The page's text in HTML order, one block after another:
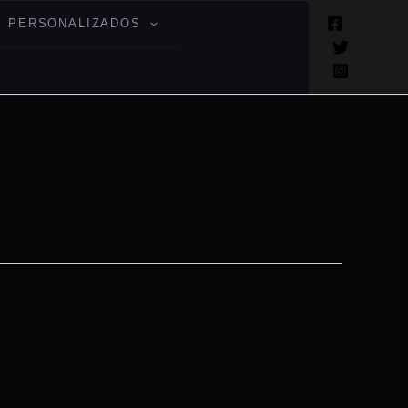
PERSONALIZADOS